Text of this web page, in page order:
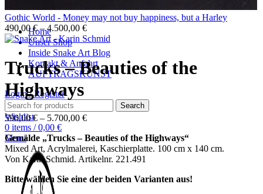
Home
Unser Shop
Inside Snake Art Blog
Kontakt & Anfahrt
AUFTRAGSKUNST
Login / Register
Search
Wishlist
0 items / 0,00 €
Menu
Gothic World - Money may not buy happiness, but a Harley
490,00€ –4.500,00 €
Trucks – Beauties of the
Highways
590,00€ – 5.700,00 €
Gemälde „Trucks – Beauties of the Highways“
Mixed Art, Acrylmalerei, Kaschierplatte. 100 cm x 140 cm.
Von Karin Schmid. Artikelnr. 221.491
Bitte wählen Sie eine der beiden Varianten aus!